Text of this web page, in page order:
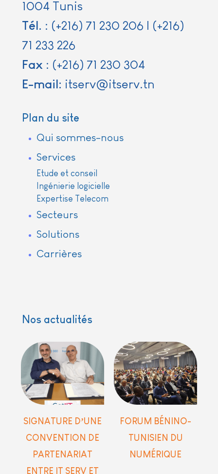
1004 Tunis
Tél. : (+216) 71 230 206 | (+216)
71 233 226
Fax : (+216) 71 230 304
E-mail: itserv@itserv.tn
Plan du site
Qui sommes-nous
Services
Etude et conseil
Ingénierie logicielle
Expertise Telecom
Secteurs
Solutions
Carrières
Nos actualités
SIGNATURE D’UNE
CONVENTION DE
PARTENARIAT
ENTRE IT SERV ET
FORUM BÉNINO-
TUNISIEN DU
NUMÉRIQUE​